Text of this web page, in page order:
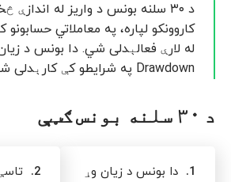
د ۳۰ سلنه بونس د واریز له اندازې
له لارې فعالېدلی شي. دا بونس د
Drawdown په شرایطو کې کارېدلی شي.
د ۳۰ سلنه بونس ګټې
1.
دا بونس د زیان وړ
2.